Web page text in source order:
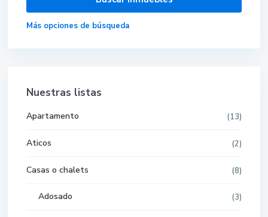
Más opciones de búsqueda
Nuestras listas
Apartamento (13)
Aticos (2)
Casas o chalets (8)
Adosado (3)